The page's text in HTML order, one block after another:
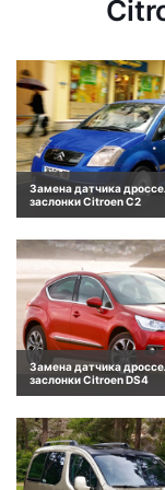
Замена датчика
заслонки Citroen C2
Замена датчика
заслонки Citroen DS4